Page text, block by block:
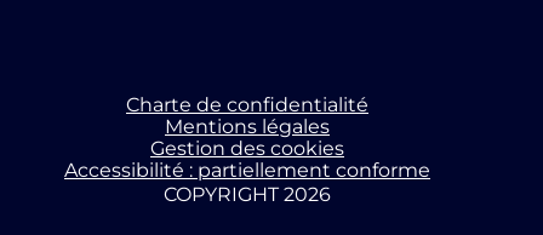
COPYRIGHT 2026
Charte de confidentialité
Mentions légales
Gestion des cookies
Accessibilité : partiellement conforme